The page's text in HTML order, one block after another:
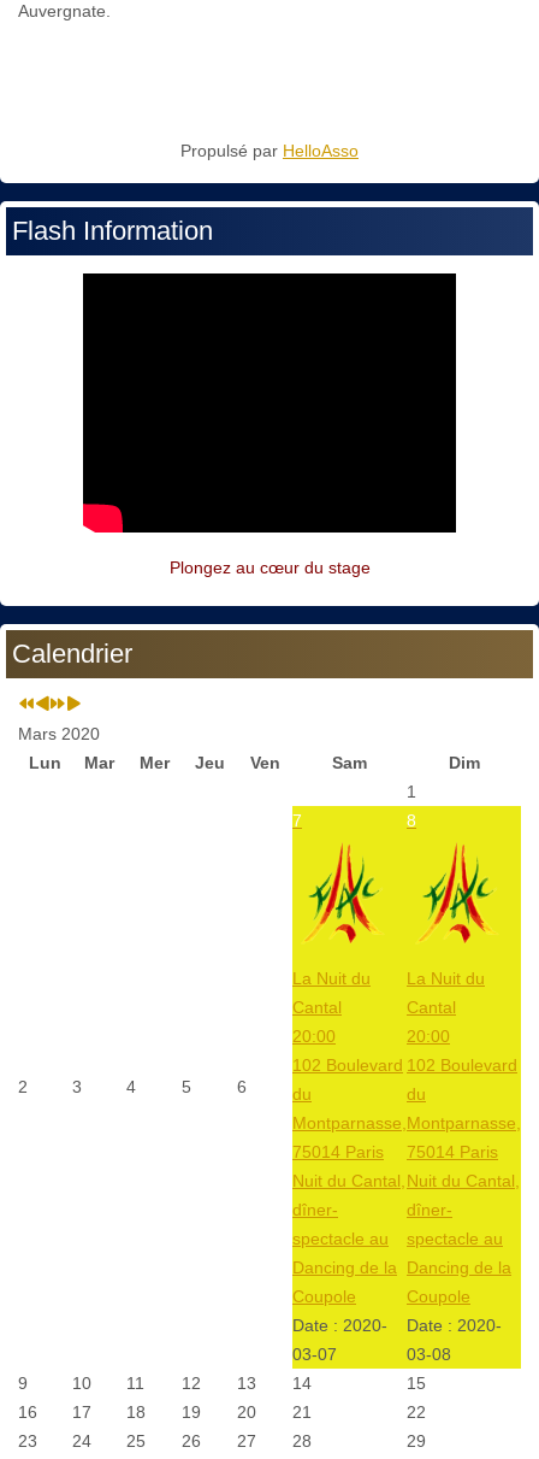
Auvergnate.
Propulsé par HelloAsso
Flash Information
Plongez au cœur du stage
Calendrier
Mars 2020
Lun
Mar Mer Jeu Ven Sam
Dim
1
2 3 4 5 6
7
La Nuit du
Cantal
20:00
102 Boulevard
du
Montparnasse,
75014 Paris
Nuit du Cantal,
dîner-
spectacle au
Dancing de la
Coupole
Date : 2020-
03-07
8
La Nuit du
Cantal
20:00
102 Boulevard
du
Montparnasse,
75014 Paris
Nuit du Cantal,
dîner-
spectacle au
Dancing de la
Coupole
Date : 2020-
03-08
9
10 11 12 13 14
15
16
17 18 19 20 21
22
23
24 25 26 27 28
29